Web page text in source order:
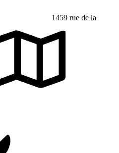
1459 rue de la